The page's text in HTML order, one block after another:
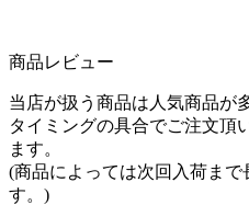
商品レビュー
当店が扱う商品は人気商品が
タイミングの具合でご注文頂
ます。
(商品によっては次回入荷まで
す。)